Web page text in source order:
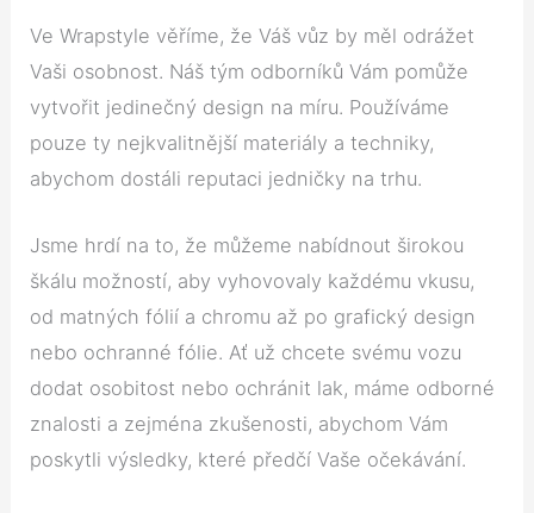
Ve Wrapstyle věříme, že Váš vůz by měl odrážet
Vaši osobnost. Náš tým odborníků Vám pomůže
vytvořit jedinečný design na míru. Používáme
pouze ty nejkvalitnější materiály a techniky,
abychom dostáli reputaci jedničky na trhu.
Jsme hrdí na to, že můžeme nabídnout širokou
škálu možností, aby vyhovovaly každému vkusu,
od matných fólií a chromu až po grafický design
nebo ochranné fólie. Ať už chcete svému vozu
dodat osobitost nebo ochránit lak, máme odborné
znalosti a zejména zkušenosti, abychom Vám
poskytli výsledky, které předčí Vaše očekávání.